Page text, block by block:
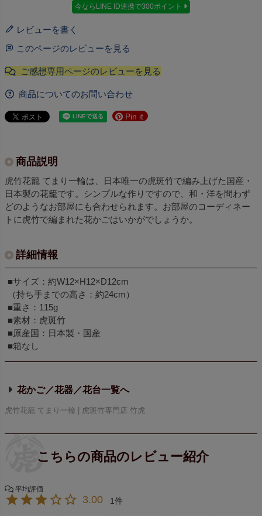
今ならLINE ID連携で300ポイント
レビューを書く
このページのレビューを見る
商品についてのお問い合わせ
Pin it
商品説明
虎竹花籠 てまり一輪は、日本唯一の虎斑竹で編み上げた国産・
日本製の花籠です。シンプルな作りですので、和・洋を問わず
どのようなお部屋にも合わせられます。お部屋のコーディネー
トに虎竹で編まれた花かごはいかがでしょうか。
詳細情報
■サイズ：約W12×H12×D12cm
（持ち手までの高さ：約24cm）
■重さ：115g
■素材：虎斑竹
■原産国：日本製・国産
■箱なし
花かご／花器／花台
虎竹花籠 てまり一輪 | 虎斑竹専門店 竹虎
3.00 1